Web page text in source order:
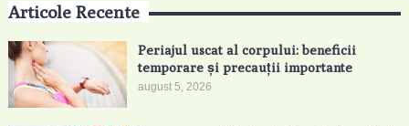
Articole Recente
Periajul uscat al corpului: beneficii
temporare și precauții importante
august 5, 2026